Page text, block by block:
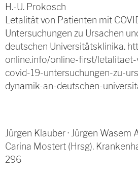
H.-U. Prokosch
Letalität von Patienten mit
Untersuchungen zu Ursachen
deutschen Universitätsklinika.
online.info/online-first/
covid-19-untersuchungen-zu-
dynamik-an-deutschen-
Jürgen Klauber · Jürgen Wasem
Carina Mostert (Hrsg).
296